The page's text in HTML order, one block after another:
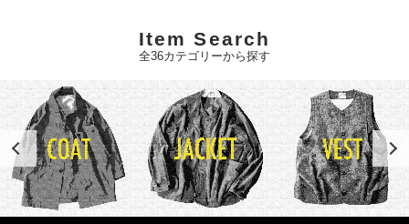
Item Search
全36カテゴリーから探す